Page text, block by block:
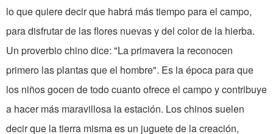
lo que quiere decir que habrá más tiempo para el campo,
para disfrutar de las flores nuevas y del color de la hierba.
Un proverbio chino dice: "La primavera la reconocen
primero las plantas que el hombre". Es la época para que
los niños gocen de todo cuanto ofrece el campo y contribuye
a hacer más maravillosa la estación. Los chinos suelen
decir que la tierra misma es un juguete de la creación,